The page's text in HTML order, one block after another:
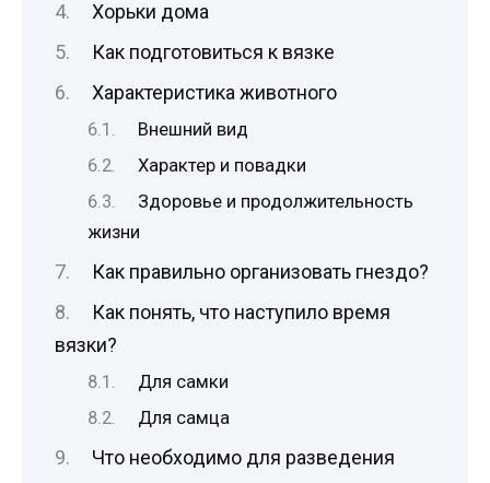
Хорьки дома
Как подготовиться к вязке
Характеристика животного
Внешний вид
Характер и повадки
Здоровье и продолжительность
жизни
Как правильно организовать гнездо?
Как понять, что наступило время
вязки?
Для самки
Для самца
Что необходимо для разведения